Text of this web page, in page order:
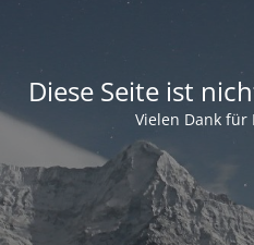
Diese Seite ist
Vielen Dank für